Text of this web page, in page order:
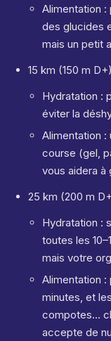
Alimentation
des glucides
mais un petit
15 km (150 m
Hydratation :
éviter la
Alimentation :
course (gel,
vous aidera à
25 km (200 m
Hydratation :
toutes les
mais votre
Alimentation
minutes, et
compotes…
accepte de